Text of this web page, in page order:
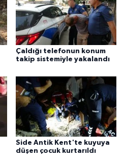
Çaldığı telefonun konum
takip sistemiyle yakalandı
Side Antik Kent'te kuyuya
düşen çocuk kurtarıldı